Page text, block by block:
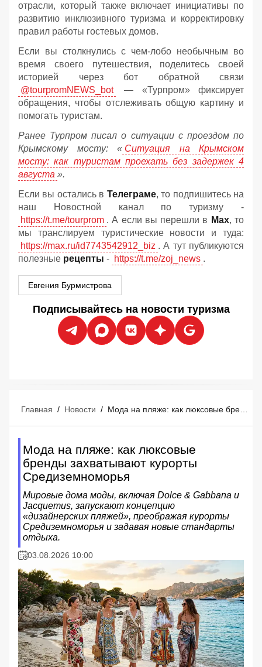
отрасли, который также включает инициативы по
развитию инклюзивного туризма и корректировку
правил работы гостевых домов.
Если вы столкнулись с чем-лобо необычным во
время своего путешествия, поделитесь своей
историей через бот обратной связи
@tourpromNEWS_bot
— «Турпром» фиксирует
обращения, чтобы отслеживать общую картину и
помогать туристам.
Ранее Турпром писал о ситуации с проездом по
Крымскому мосту: « Ситуация на Крымском
мосту: как туристам проехать без задержек 4
августа ».
Если вы остались в Телеграме, то подпишитесь на
наш Новостной канал по туризму -
https://t.me/tourprom . А если вы перешли в Мах, то
мы транслируем туристические новости и туда:
https://max.ru/id7743542912_biz . А тут публикуются
полезные рецепты - https://t.me/zoj_news .
Евгения Бурмистрова
Подписывайтесь на новости туризма
Главная / Новости / Мода на пляже: как люксовые бренды захватывают курорты Средиземноморья
Мода на пляже: как люксовые
бренды захватывают курорты
Средиземноморья
Мировые дома моды, включая Dolce & Gabbana и
Jacquemus, запускают концепцию
«дизайнерских пляжей», преображая курорты
Средиземноморья и задавая новые стандарты
отдыха.
03.08.2026 10:00